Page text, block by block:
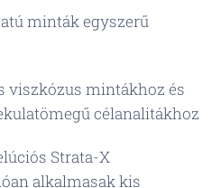
minták egyszerű
viszkózus mintákhoz és
célanalitákhoz
Strata-X
alkalmasak kis